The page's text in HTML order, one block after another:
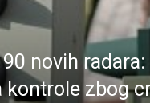
novih
kontrole zbog